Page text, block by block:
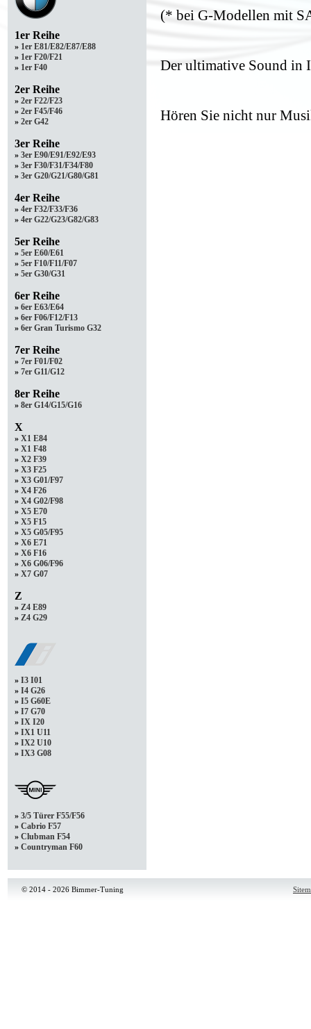
1er Reihe
» 1er E81/E82/E87/E88
» 1er F20/F21
» 1er F40
2er Reihe
» 2er F22/F23
» 2er F45/F46
» 2er G42
3er Reihe
» 3er E90/E91/E92/E93
» 3er F30/F31/F34/F80
» 3er G20/G21/G80/G81
4er Reihe
» 4er F32/F33/F36
» 4er G22/G23/G82/G83
5er Reihe
» 5er E60/E61
» 5er F10/F11/F07
» 5er G30/G31
6er Reihe
» 6er E63/E64
» 6er F06/F12/F13
» 6er Gran Turismo G32
7er Reihe
» 7er F01/F02
» 7er G11/G12
8er Reihe
» 8er G14/G15/G16
X
» X1 E84
» X1 F48
» X2 F39
» X3 F25
» X3 G01/F97
» X4 F26
» X4 G02/F98
» X5 E70
» X5 F15
» X5 G05/F95
» X6 E71
» X6 F16
» X6 G06/F96
» X7 G07
Z
» Z4 E89
» Z4 G29
» I3 I01
» I4 G26
» I5 G60E
» I7 G70
» IX I20
» IX1 U11
» IX2 U10
» IX3 G08
» 3/5 Türer F55/F56
» Cabrio F57
» Clubman F54
» Countryman F60
(* bei G-Modellen mit
Der ultimative Sound in
Hören Sie nicht nur
© 2014 - 2026 Bimmer-Tuning